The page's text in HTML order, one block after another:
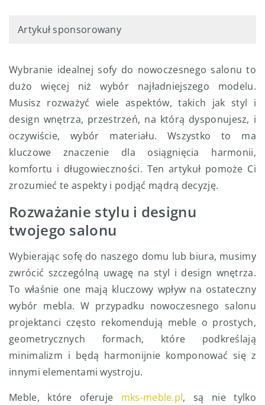
Artykuł sponsorowany
Wybranie idealnej sofy do nowoczesnego salonu to
dużo więcej niż wybór najładniejszego modelu.
Musisz rozważyć wiele aspektów, takich jak styl i
design wnętrza, przestrzeń, na którą dysponujesz, i
oczywiście, wybór materiału. Wszystko to ma
kluczowe znaczenie dla osiągnięcia harmonii,
komfortu i długowieczności. Ten artykuł pomoże Ci
zrozumieć te aspekty i podjąć mądrą decyzję.
Rozważanie stylu i designu
twojego salonu
Wybierając sofę do naszego domu lub biura, musimy
zwrócić szczególną uwagę na styl i design wnętrza.
To właśnie one mają kluczowy wpływ na ostateczny
wybór mebla. W przypadku nowoczesnego salonu
projektanci często rekomendują meble o prostych,
geometrycznych formach, które podkreślają
minimalizm i będą harmonijnie komponować się z
innymi elementami wystroju.
Meble, które oferuje mks-meble.pl, są nie tylko